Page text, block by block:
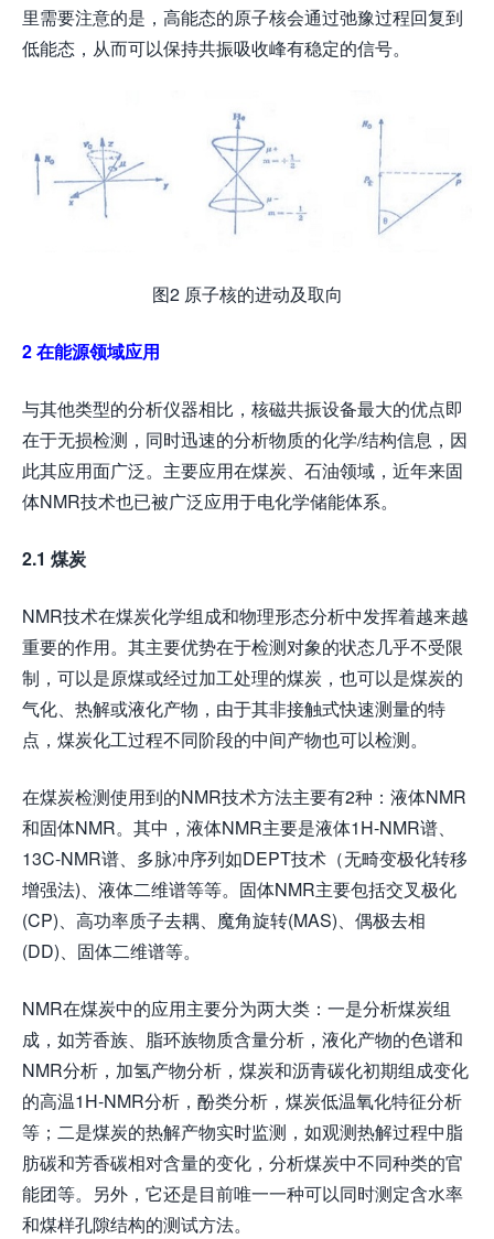
里需要注意的是，高能态的原子核会通过弛豫过程回复到
低能态，从而可以保持共振吸收峰有稳定的信号。
图2 原子核的进动及取向
2在能源领域应用
与其他类型的分析仪器相比，核磁共振设备最大的优点即
在于无损检测，同时迅速的分析物质的化学/结构信息，因
此其应用面广泛。主要应用在煤炭、石油领域，近年来固
体NMR技术也已被广泛应用于电化学储能体系。
2.1 煤炭
NMR技术在煤炭化学组成和物理形态分析中发挥着越来越
重要的作用。其主要优势在于检测对象的状态几乎不受限
制，可以是原煤或经过加工处理的煤炭，也可以是煤炭的
气化、热解或液化产物，由于其非接触式快速测量的特
点，煤炭化工过程不同阶段的中间产物也可以检测。
在煤炭检测使用到的NMR技术方法主要有2种：液体NMR
和固体NMR。其中，液体NMR主要是液体1H-NMR谱、
13C-NMR谱、多脉冲序列如DEPT技术（无畸变极化转移
增强法)、液体二维谱等等。固体NMR主要包括交叉极化
(CP)、高功率质子去耦、魔角旋转(MAS)、偶极去相
(DD)、固体二维谱等。
NMR在煤炭中的应用主要分为两大类：一是分析煤炭组
成，如芳香族、脂环族物质含量分析，液化产物的色谱和
NMR分析，加氢产物分析，煤炭和沥青碳化初期组成变化
的高温1H-NMR分析，酚类分析，煤炭低温氧化特征分析
等；二是煤炭的热解产物实时监测，如观测热解过程中脂
肪碳和芳香碳相对含量的变化，分析煤炭中不同种类的官
能团等。另外，它还是目前唯一一种可以同时测定含水率
和煤样孔隙结构的测试方法。